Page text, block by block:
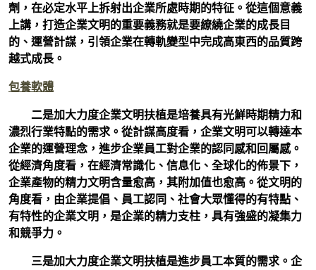
劑，在必定水平上拆射出企業所處時期的特征。從這個意義
上講，打造企業文明的重要義務就是要繚繞企業的成長目
的、運營計謀，引領企業在轉軌變型中完成高東西的品質跨
越式成長。
包養軟體
二是加大力度企業文明扶植是培養具有光鮮時期精力和
濃烈行業特點的需求。 從計謀高度看，企業文明可以轉達本
企業的運營理念，進步企業員工對企業的認同感和回屬感。
從經濟角度看，在經濟常識化、信息化、全球化的佈景下，
企業產物的精力文明含量愈高，其附加值也愈高。從文明的
角度看，由企業提倡、員工認同、社會大眾懂得的有特點、
有特性的企業文明，是企業的精力支柱，具有強盛的凝集力
和競爭力。
三是加大力度企業文明扶植是進步員工本質的需求。 企